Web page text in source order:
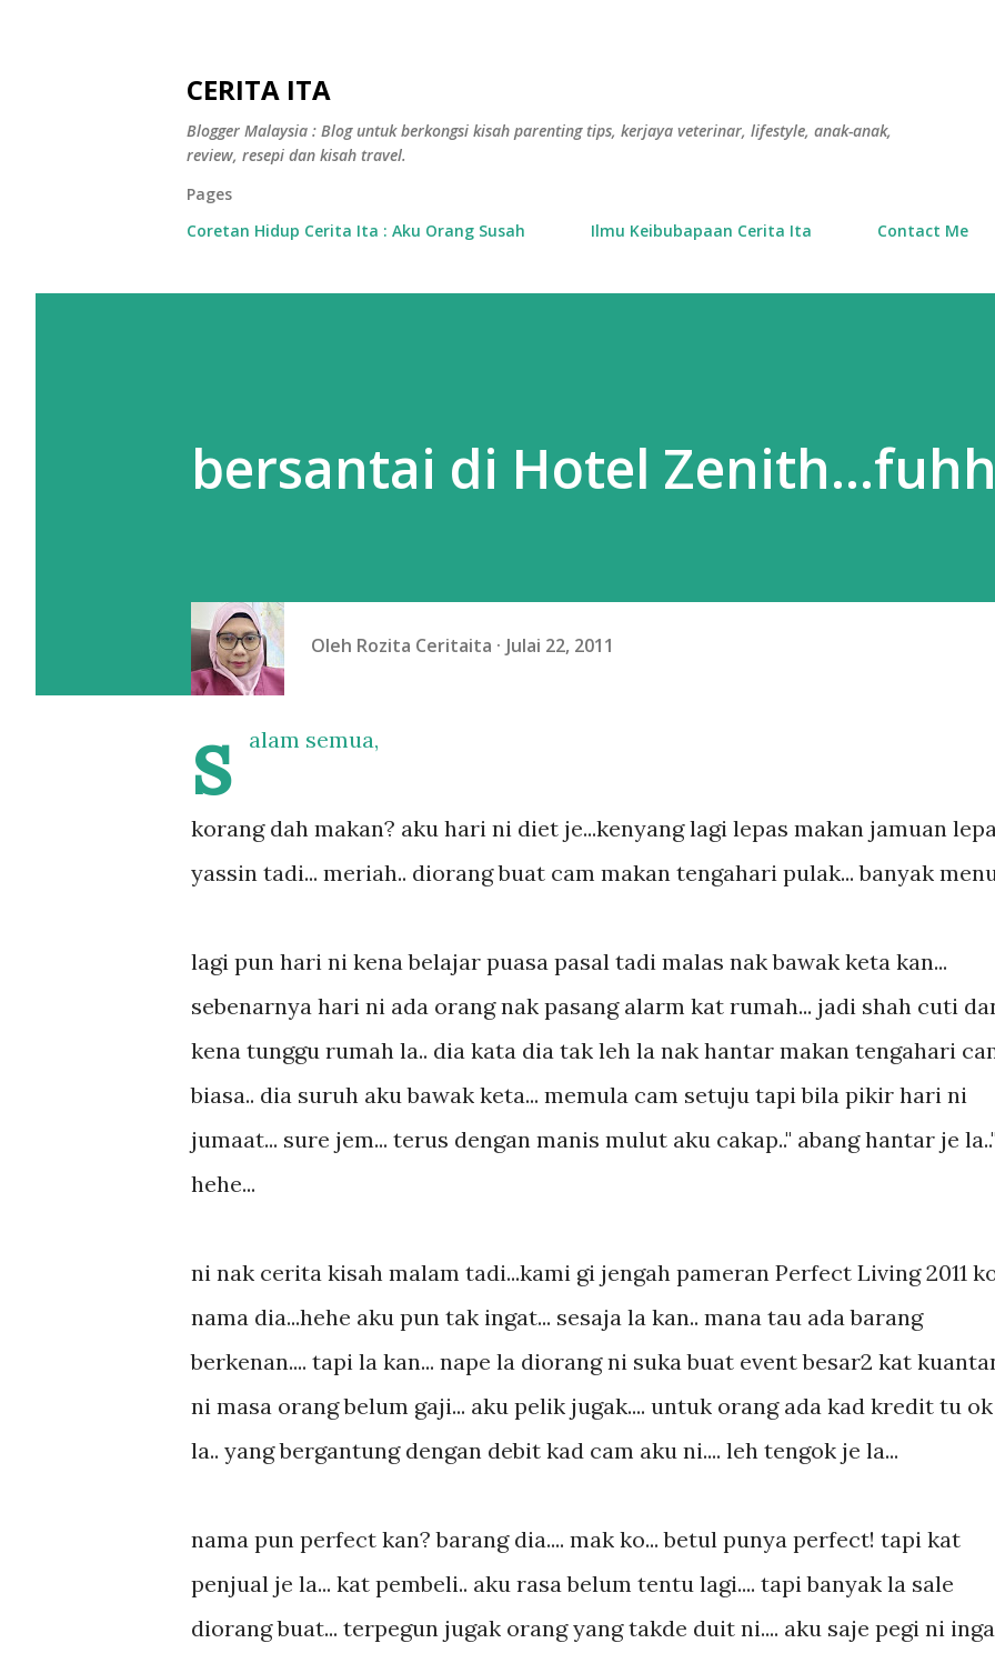
CERITA ITA
Blogger Malaysia : Blog untuk berkongsi kisah parenting tips, kerjaya veterinar, lifestyle, anak-anak,
review, resepi dan kisah travel.
Pages
Coretan Hidup Cerita Ita : Aku Orang Susah
Ilmu Keibubapaan Cerita Ita Contact Me
bersantai di Hotel
Oleh Rozita Ceritaita Julai 22, 2011
s alam semua,
korang dah makan? aku hari ni diet je...kenyang lagi lepas makan jamuan
yassin tadi... meriah.. diorang buat cam makan tengahari pulak... banyak
lagi pun hari ni kena belajar puasa pasal tadi malas nak bawak keta kan...
sebenarnya hari ni ada orang nak pasang alarm kat rumah... jadi shah cuti
kena tunggu rumah la.. dia kata dia tak leh la nak hantar makan tengahari
biasa.. dia suruh aku bawak keta... memula cam setuju tapi bila pikir hari ni
jumaat... sure jem... terus dengan manis mulut aku cakap.." abang hantar je
hehe...
ni nak cerita kisah malam tadi...kami gi jengah pameran Perfect Living 2011
nama dia...hehe aku pun tak ingat... sesaja la kan.. mana tau ada barang
berkenan.... tapi la kan... nape la diorang ni suka buat event besar2 kat
ni masa orang belum gaji... aku pelik jugak.... untuk orang ada kad kredit tu ok
la.. yang bergantung dengan debit kad cam aku ni.... leh tengok je la...
nama pun perfect kan? barang dia.... mak ko... betul punya perfect! tapi kat
penjual je la... kat pembeli.. aku rasa belum tentu lagi.... tapi banyak la sale
diorang buat... terpegun jugak orang yang takde duit ni.... aku saje pegi ni